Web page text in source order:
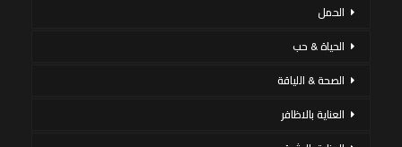
الحمل
الحياة & حب
الصحة & اللياقة
العناية بالاظافر